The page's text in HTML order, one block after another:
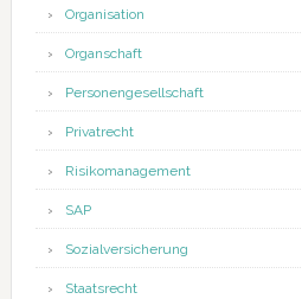
Organisation
Organschaft
Personengesellschaft
Privatrecht
Risikomanagement
SAP
Sozialversicherung
Staatsrecht